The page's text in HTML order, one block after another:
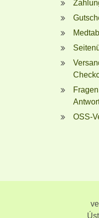
OSS-